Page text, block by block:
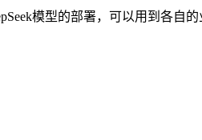
模型的部署，可以用到各自